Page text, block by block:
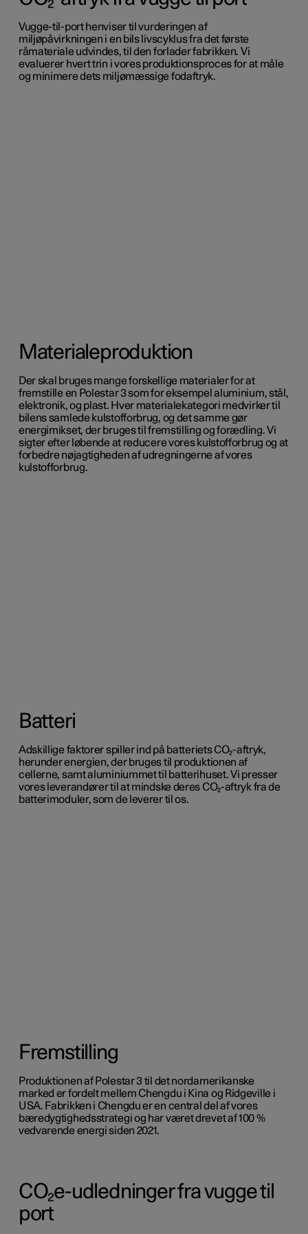
Vugge-til-port henviser til vurderingen af
miljøpåvirkningen i en bils livscyklus fra det første
råmateriale udvindes, til den forlader fabrikken. Vi
evaluerer hvert trin i vores produktionsproces for at måle
og minimere dets miljømæssige fodaftryk.
Materialeproduktion
Der skal bruges mange forskellige materialer for at
fremstille en Polestar 3 som for eksempel aluminium, stål,
elektronik, og plast. Hver materialekategori medvirker til
bilens samlede kulstofforbrug, og det samme gør
energimikset, der bruges til fremstilling og forædling. Vi
sigter efter løbende at reducere vores kulstofforbrug og at
forbedre nøjagtigheden af udregningerne af vores
kulstofforbrug.
Batteri
Adskillige faktorer spiller ind på batteriets CO₂-aftryk,
herunder energien, der bruges til produktionen af
cellerne, samt aluminiummet til batterihuset. Vi presser
vores leverandører til at mindske deres CO₂-aftryk fra de
batterimoduler, som de leverer til os.
Fremstilling
Produktionen af Polestar 3 til det nordamerikanske
marked er fordelt mellem Chengdu i Kina og Ridgeville i
USA. Fabrikken i Chengdu er en central del af vores
bæredygtighedsstrategi og har været drevet af 100 %
vedvarende energi siden 2021.
CO₂e-udledninger fra vugge til
port